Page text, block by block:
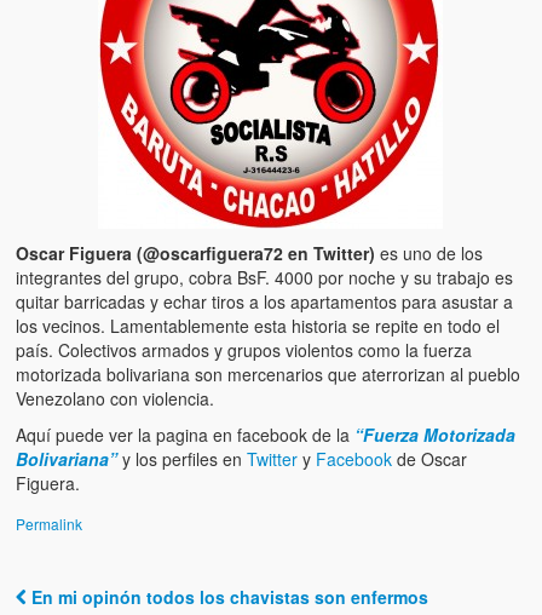
Victimas del 11 de abril de 2002
Víctimas del régimen dictatorial de Chávez desde que tomó el
poder hasta el 31 de diciembre de 2009
Víctimas inocentes de la violencia castrista del 4 de Febrero de
¡¡¡Miserable traidor, mira a tu pueblo!!! (Despicable traitor, look
your country!!!)
Fotos
Versos
Cuentos
Videos
Chistes
Oscar Figuera (@oscarfiguera72 en Twitter) es uno de los
integrantes del grupo, cobra BsF. 4000 por noche y su trabajo es
quitar barricadas y echar tiros a los apartamentos para asustar a
los vecinos. Lamentablemente esta historia se repite en todo el
país. Colectivos armados y grupos violentos como la fuerza
motorizada bolivariana son mercenarios que aterrorizan al pueblo
Venezolano con violencia.
Aquí puede ver la pagina en facebook de la “Fuerza Motorizada
Bolivariana”y los perfiles enTwittery Facebook de Oscar
Figuera.
Permalink
En mi opinón todos los chavistas son enfermos